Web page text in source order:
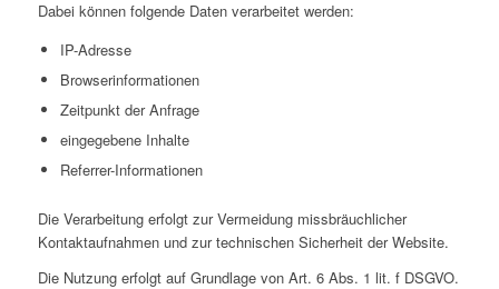
Dabei können folgende Daten verarbeitet werden:
IP-Adresse
Browserinformationen
Zeitpunkt der Anfrage
eingegebene Inhalte
Referrer-Informationen
Die Verarbeitung erfolgt zur Vermeidung missbräuchlicher
Kontaktaufnahmen und zur technischen Sicherheit der Website.
Die Nutzung erfolgt auf Grundlage von Art. 6 Abs. 1 lit. f DSGVO.